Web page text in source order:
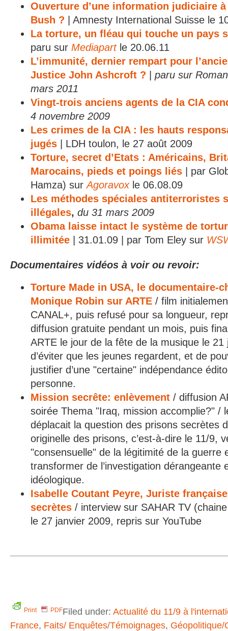
Ouverture d’une information judiciaire à
Bush ? | Amnesty International Suisse le
La torture, un fléau qui touche un pays
paru sur Mediapartle 20.06.11
L’immunité, dernier rempart pour
Justice John Ashcroft ?
paru sur
mars 2011
Vingt-trois anciens agents de la CIA
4 novembre 2009
Les crimes de la CIA : les hauts
jugés | LDH toulon, le 27 août 2009
Torture, secret d’Etats : Américains,
Marocains, pieds et poings liés | par
Hamza) surAgoravoxle 06.08.09
Les méthodes spéciales antiterroristes
illégales, du 31 mars 2009
Obama laisse intact le système de
illimitée | 31.01.09 | par Tom Eley sur
Documentaires vidéos à voir ou revoir:
Torture Made in USA, le documentaire-
Monique Robin sur ARTE / film
CANAL+, puis refusé pour sa longueur,
diffusion gratuite pendant un mois, puis
ARTE le jour de la fête de la musique le 21
d’éviter que les jeunes regardent, et de
justifier d’une "certaine" indépendance
personne.
Mission secrête: enlèvement / diffusion
soirée Thema "Iraq, mission accomplie?" /
déplacait la question des prisons secrètes
originelle des prisons, c’est-à-dire le 11/9,
"consensuelle" de la légitimité de la
transformer de l’investigation dérangeante
idéologique.
Isabelle Coutant Peyre, Juriste
secrètes / interview sur SAHAR TV
le 27 janvier 2009, repris sur YouTube
Print PDFFiled under: Actualité du 11/9 à
France, Faits/ Enquêtes/Témoignages, Géopolitique/